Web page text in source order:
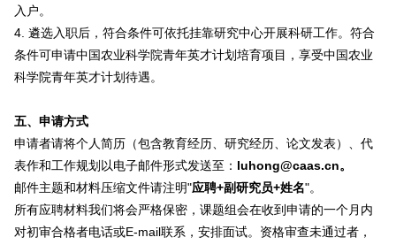
入户。
4. 遴选入职后，符合条件可依托挂靠研究中心开展科研工作。符合
条件可申请中国农业科学院青年英才计划培育项目，享受中国农业
科学院青年英才计划待遇。
五、申请方式
申请者请将个人简历（包含教育经历、研究经历、论文发表）、代
表作和工作规划以电子邮件形式发送至： luhong@caas.cn。
邮件主题和材料压缩文件请注明"应聘+副研究员+姓名"。
所有应聘材料我们将会严格保密，课题组会在收到申请的一个月内
对初审合格者电话或E-mail联系，安排面试。资格审查未通过者，